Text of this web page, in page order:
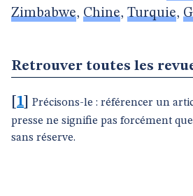
Zimbabwe, Chine, Turquie,
Retrouver toutes les
1
Précisons-le : référencer un
presse ne signifie pas forcément
sans réserve.